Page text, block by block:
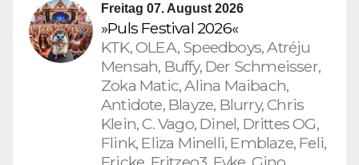
Freitag 07. August 2026
»Puls Festival 2026«
KTK, OLEA, Speedboys, Atréju
Mensah, Buffy, Der Schmeisser,
Zoka Matic, Alina Maibach,
Antidote, Blayze, Blurry, Chris
Klein, C. Vago, Dinel, Drittes OG,
Flink, Eliza Minelli, Emblaze, Feli,